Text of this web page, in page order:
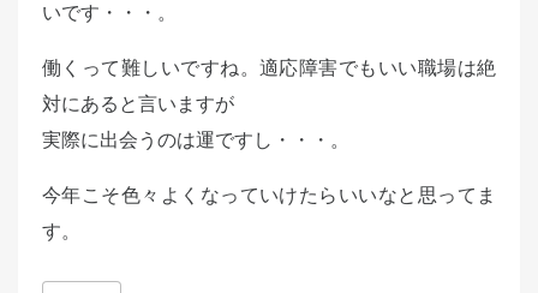
いです・・・。
働くって難しいですね。適応障害でもいい職場は絶
対にあると言いますが
実際に出会うのは運ですし・・・。
今年こそ色々よくなっていけたらいいなと思ってま
す。